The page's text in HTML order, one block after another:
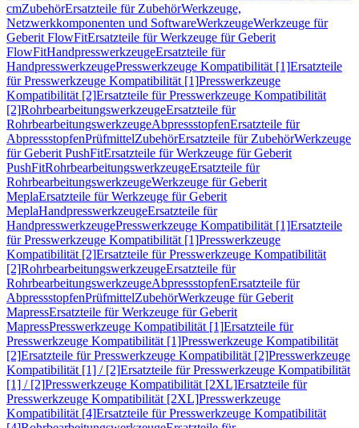
cmZubehörErsatzteile für ZubehörWerkzeuge,
Netzwerkkomponenten und SoftwareWerkzeugeWerkzeuge für
Geberit FlowFitErsatzteile für Werkzeuge für Geberit
FlowFitHandpresswerkzeugeErsatzteile für
HandpresswerkzeugePresswerkzeuge Kompatibilität [1]Ersatzteile
für Presswerkzeuge Kompatibilität [1]Presswerkzeuge
Kompatibilität [2]Ersatzteile für Presswerkzeuge Kompatibilität
[2]RohrbearbeitungswerkzeugeErsatzteile für
RohrbearbeitungswerkzeugeAbpressstopfenErsatzteile für
AbpressstopfenPrüfmittelZubehörErsatzteile für ZubehörWerkzeuge
für Geberit PushFitErsatzteile für Werkzeuge für Geberit
PushFitRohrbearbeitungswerkzeugeErsatzteile für
RohrbearbeitungswerkzeugeWerkzeuge für Geberit
MeplaErsatzteile für Werkzeuge für Geberit
MeplaHandpresswerkzeugeErsatzteile für
HandpresswerkzeugePresswerkzeuge Kompatibilität [1]Ersatzteile
für Presswerkzeuge Kompatibilität [1]Presswerkzeuge
Kompatibilität [2]Ersatzteile für Presswerkzeuge Kompatibilität
[2]RohrbearbeitungswerkzeugeErsatzteile für
RohrbearbeitungswerkzeugeAbpressstopfenErsatzteile für
AbpressstopfenPrüfmittelZubehörWerkzeuge für Geberit
MapressErsatzteile für Werkzeuge für Geberit
MapressPresswerkzeuge Kompatibilität [1]Ersatzteile für
Presswerkzeuge Kompatibilität [1]Presswerkzeuge Kompatibilität
[2]Ersatzteile für Presswerkzeuge Kompatibilität [2]Presswerkzeuge
Kompatibilität [1] / [2]Ersatzteile für Presswerkzeuge Kompatibilität
[1] / [2]Presswerkzeuge Kompatibilität [2XL]Ersatzteile für
Presswerkzeuge Kompatibilität [2XL]Presswerkzeuge
Kompatibilität [4]Ersatzteile für Presswerkzeuge Kompatibilität